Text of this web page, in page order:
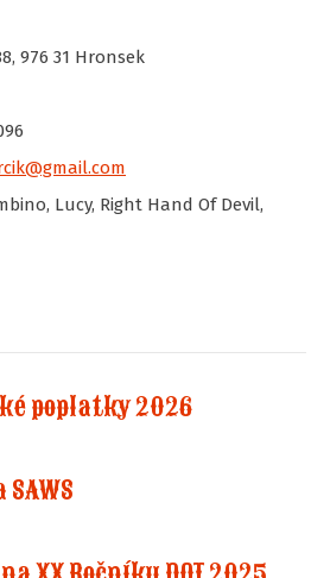
, 976 31 Hronsek
Lucy, Right Hand Of Devil,
poplatky 2026